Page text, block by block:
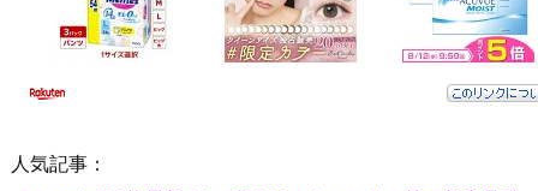
人気記事：